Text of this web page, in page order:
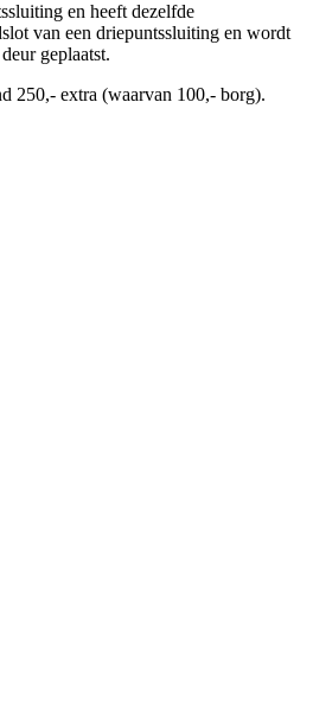
en heeft dezelfde
van een driepuntssluiting en wordt
geplaatst.
250,- extra (waarvan 100,- borg).